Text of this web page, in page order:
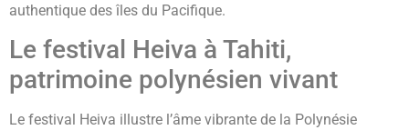
authentique des îles du Pacifique.
Le festival Heiva à Tahiti,
patrimoine polynésien vivant
Le festival Heiva illustre l’âme vibrante de la Polynésie